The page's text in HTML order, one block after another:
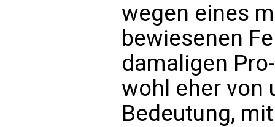
wegen eines
bewiesenen
damaligen
wohl eher von
Bedeutung,